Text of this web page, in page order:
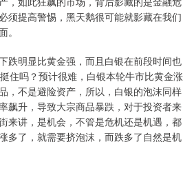
须提高警惕，黑天鹅很可能就影藏在我们
。
跌明显比黄金强，而且白银在前段时间也
住吗？预计很难，白银本轮牛市比黄金涨
，不是避险资产，所以，白银的泡沫同样
飙升，导致大宗商品暴跌，对于投资者来
来讲，是机会，不管是危机还是机遇，都
多了，就需要挤泡沫，而跌多了自然是机